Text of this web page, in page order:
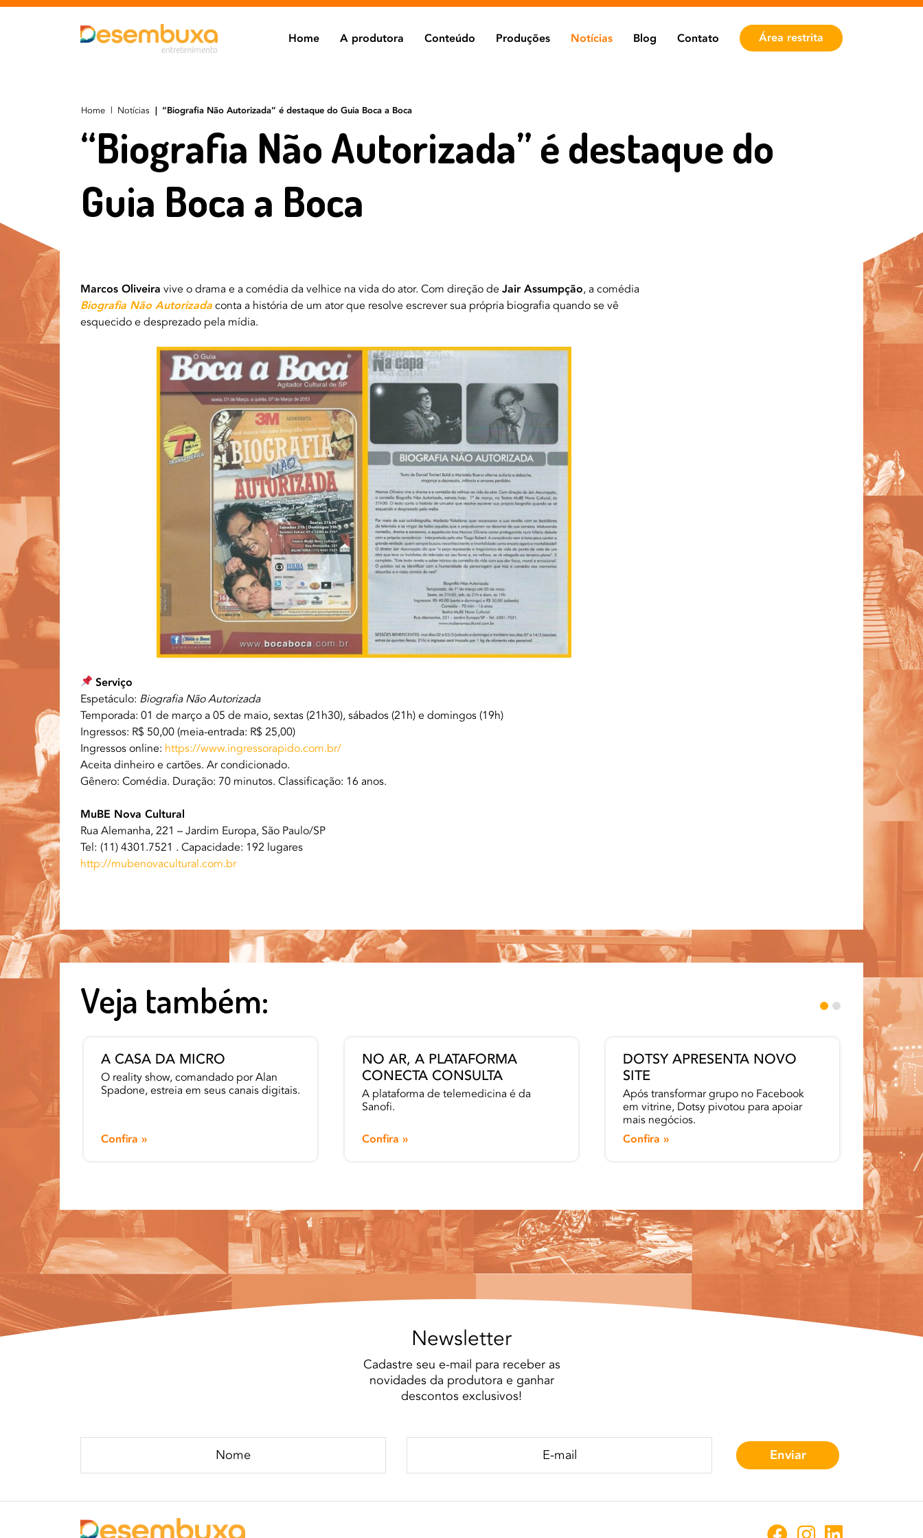
Home A produtora Conteúdo Produções Notícias Blog Contato Área restrita
Home Notícias “Biografia Não Autorizada” é destaque do Guia Boca a Boca
“Biografia Não Autorizada” é destaque do
Guia Boca a Boca
Marcos Oliveira vive o drama e a comédia da velhice na vida do ator. Com direção de Jair Assumpção, a comédia
Biografia Não Autorizadaconta a história de um ator que resolve escrever sua própria biografia quando se vê
esquecido e desprezado pela mídia.
Serviço
Espetáculo: Biografia Não Autorizada
Temporada: 01 de março a 05 de maio, sextas (21h30), sábados (21h) e domingos (19h)
Ingressos: R$ 50,00 (meia-entrada: R$ 25,00)
Ingressos online: https://www.ingressorapido.com.br/
Aceita dinheiro e cartões. Ar condicionado.
Gênero: Comédia. Duração: 70 minutos. Classificação: 16 anos.
MuBE Nova Cultural
Rua Alemanha, 221 – Jardim Europa, São Paulo/SP
Tel: (11) 4301.7521 . Capacidade: 192 lugares
http://mubenovacultural.com.br
Veja também:
A CASA DA MICRO
O reality show, comandado por Alan
Spadone, estreia em seus canais digitais.
Confira »
NO AR, A PLATAFORMA
CONECTA CONSULTA
A plataforma de telemedicina é da
Sanofi.
Confira »
DOTSY APRESENTA NOVO
SITE
Após transformar grupo no Facebook
em vitrine, Dotsy pivotou para apoiar
mais negócios.
Confira »
VIP
A
cartaz
Confira
Newsletter
Cadastre seu e-mail para receber as
novidades da produtora e ganhar
descontos exclusivos!